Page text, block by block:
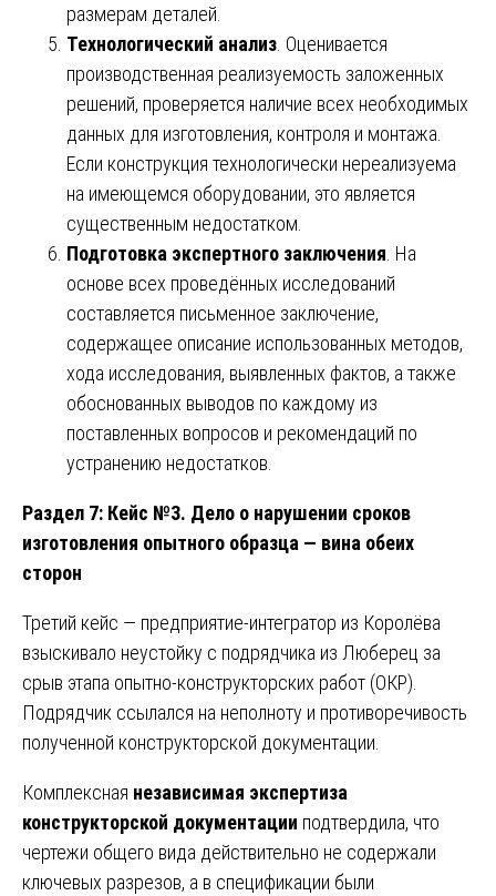
размерам деталей.
Технологический анализ . Оценивается
производственная реализуемость заложенных
решений, проверяется наличие всех необходимых
данных для изготовления, контроля и монтажа.
Если конструкция технологически нереализуема
на имеющемся оборудовании, это является
существенным недостатком.
Подготовка экспертного заключения . На
основе всех проведённых исследований
составляется письменное заключение,
содержащее описание использованных методов,
хода исследования, выявленных фактов, а также
обоснованных выводов по каждому из
поставленных вопросов и рекомендаций по
устранению недостатков.
Раздел 7: Кейс №3. Дело о нарушении сроков
изготовления опытного образца — вина обеих
сторон
Третий кейс — предприятие-интегратор из Королёва
взыскивало неустойку с подрядчика из Люберец за
срыв этапа опытно-конструкторских работ (ОКР).
Подрядчик ссылался на неполноту и противоречивость
полученной конструкторской документации.
Комплексная независимая экспертиза
конструкторской документации подтвердила, что
чертежи общего вида действительно не содержали
ключевых разрезов, а в спецификации были